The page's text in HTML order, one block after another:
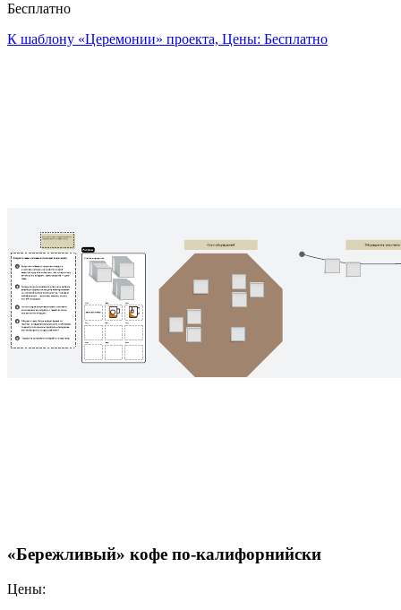
Бесплатно
К шаблону «Церемонии» проекта, Цены: Бесплатно
«Бережливый» кофе по-калифорнийски
Цены: